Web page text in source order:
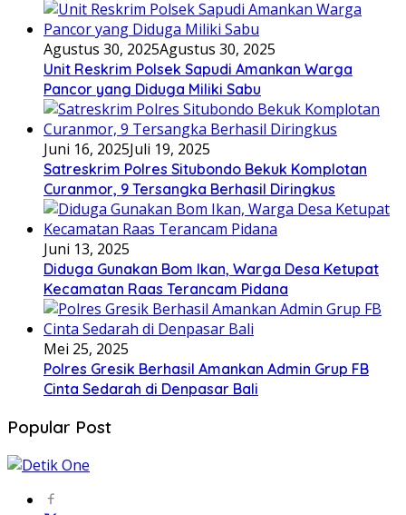
Agustus 30, 2025Agustus 30, 2025
Unit Reskrim Polsek Sapudi Amankan Warga
Pancor yang Diduga Miliki Sabu
Juni 16, 2025Juli 19, 2025
Satreskrim Polres Situbondo Bekuk Komplotan
Curanmor, 9 Tersangka Berhasil Diringkus
Juni 13, 2025
Diduga Gunakan Bom Ikan, Warga Desa Ketupat
Kecamatan Raas Terancam Pidana
Mei 25, 2025
Polres Gresik Berhasil Amankan Admin Grup FB
Cinta Sedarah di Denpasar Bali
Popular Post